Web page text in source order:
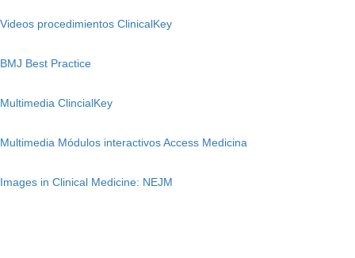
Videos procedimientos ClinicalKey
BMJ Best Practice
Multimedia ClincialKey
Multimedia Módulos interactivos Access Medicina
Images in Clinical Medicine: NEJM